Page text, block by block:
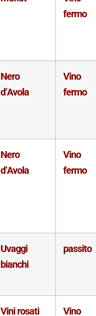
fermo
Nero
d’Avola
Vino
fermo
Nero
d’Avola
Vino
fermo
Uvaggi
bianchi
passito
Vini rosati
Vino